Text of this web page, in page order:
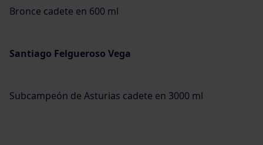
Bronce cadete en 600 ml
Santiago Felgueroso Vega
Subcampeón de Asturias cadete en 3000 ml